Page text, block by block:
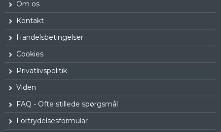
Om os
Kontakt
Handelsbetingelser
Cookies
Privatlivspolitik
Viden
FAQ - Ofte stillede spørgsmål
Fortrydelsesformular